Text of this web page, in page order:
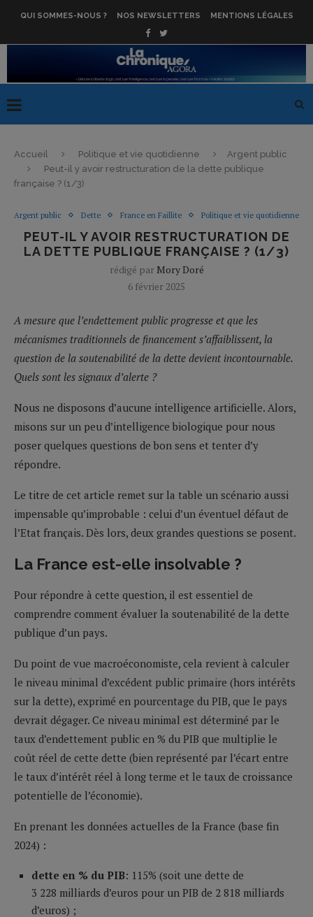
QUI SOMMES-NOUS ? NOS NEWSLETTERS MENTIONS LÉGALES
Accueil Politique et vie quotidienne
Argent public
Peut-il y avoir restructuration de la dette publique
française ? (1/3)
Argent public Dette France en Faillite Politique et vie quotidienne
PEUT-IL Y AVOIR RESTRUCTURATION DE
LA DETTE PUBLIQUE FRANÇAISE ? (1/3)
rédigé par Mory Doré
6 février 2025
A mesure que l’endettement public progresse et que les
mécanismes traditionnels de financement s’affaiblissent, la
question de la soutenabilité de la dette devient incontournable.
Quels sont les signaux d’alerte ?
Nous ne disposons d’aucune intelligence artificielle. Alors,
misons sur un peu d’intelligence biologique pour nous
poser quelques questions de bon sens et tenter d’y
répondre.
Le titre de cet article remet sur la table un scénario aussi
impensable qu’improbable : celui d’un éventuel défaut de
l’Etat français. Dès lors, deux grandes questions se posent.
La France est-elle insolvable ?
Pour répondre à cette question, il est essentiel de
comprendre comment évaluer la soutenabilité de la dette
publique d’un pays.
Du point de vue macroéconomiste, cela revient à calculer
le niveau minimal d’excédent public primaire (hors intérêts
sur la dette), exprimé en pourcentage du PIB, que le pays
devrait dégager. Ce niveau minimal est déterminé par le
taux d’endettement public en % du PIB que multiplie le
coût réel de cette dette (bien représenté par l’écart entre
le taux d’intérêt réel à long terme et le taux de croissance
potentielle de l’économie).
En prenant les données actuelles de la France (base fin
2024) :
dette en % du PIB: 115% (soit une dette de
3 228 milliards d’euros pour un PIB de 2 818 milliards
d’euros) ;